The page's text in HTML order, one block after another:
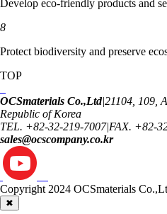
Develop eco-friendly products and
8
Protect biodiversity and preserve
TOP
OCSmaterials Co.,Ltd|21104, 109,
Republic of Korea
TEL. +82-32-219-7007|FAX. +82-
sales@ocscompany.co.kr
Copyright 2024 OCSmaterials
✖